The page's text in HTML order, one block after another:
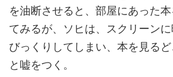
を油断させると、部屋にあった
てみるが、ソヒは、スクリーン
びっくりしてしまい、本を見る
と嘘をつく。